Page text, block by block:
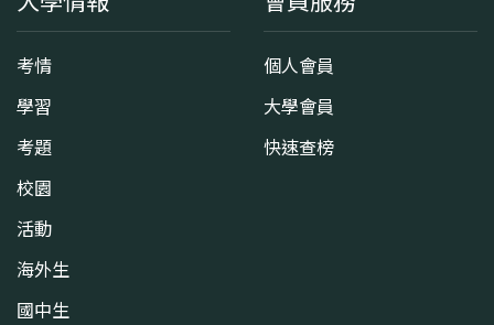
考情
學習
考題
校園
活動
海外生
國中生
個人會員
大學會員
快速查榜